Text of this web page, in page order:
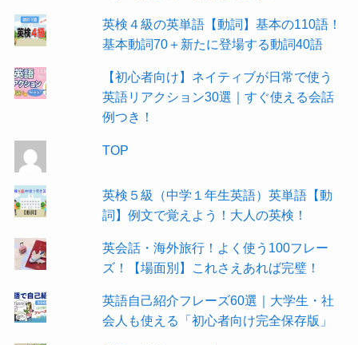
英検４級の英単語【動詞】基本の110語！
基本動詞70＋新たに登場する動詞40語
【初心者向け】ネイティブが日常で使う
英語リアクション30選｜すぐ使える会話
例つき！
TOP
英検５級（中学１年生英語）英単語【動
詞】例文で覚えよう！大人の英検！
英会話・海外旅行！よく使う100フレー
ズ！【場面別】これさえあれば完璧！
英語自己紹介フレーズ60選｜大学生・社
会人も使える「初心者向け完全保存版」